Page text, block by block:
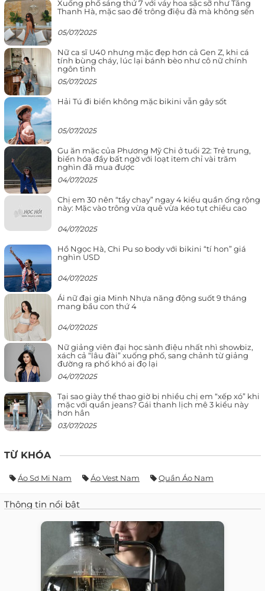
Xuống phố sáng thứ 7 với váy hoa sặc sỡ như Tăng
Thanh Hà, mặc sao để trông điệu đà mà không sến
05/07/2025
Nữ ca sĩ U40 nhưng mặc đẹp hơn cả Gen Z, khi cá
tính bùng cháy, lúc lại bánh bèo như cô nữ chính
ngôn tình
05/07/2025
Hải Tú đi biển không mặc bikini vẫn gây sốt
05/07/2025
Gu ăn mặc của Phương Mỹ Chi ở tuổi 22: Trẻ trung,
biến hóa đầy bất ngờ với loạt item chỉ vài trăm
nghìn đã mua được
04/07/2025
Chị em 30 nên “tẩy chay” ngay 4 kiểu quần ống rộng
này: Mặc vào trông vừa quê vừa kéo tụt chiều cao
04/07/2025
Hồ Ngọc Hà, Chi Pu so body với bikini “tí hon” giá
nghìn USD
04/07/2025
Ái nữ đại gia Minh Nhựa năng động suốt 9 tháng
mang bầu con thứ 4
04/07/2025
Nữ giảng viên đại học sành điệu nhất nhì showbiz,
xách cả “lâu đài” xuống phố, sang chảnh từ giảng
đường ra phố khó ai đọ lại
04/07/2025
Tại sao giày thể thao giờ bị nhiều chị em “xếp xó” khi
mặc với quần jeans? Gái thanh lịch mê 3 kiểu này
hơn hẳn
03/07/2025
TỪ KHÓA
Áo Sơ Mi Nam Áo Vest Nam Quần Áo Nam
Thông tin nổi bật